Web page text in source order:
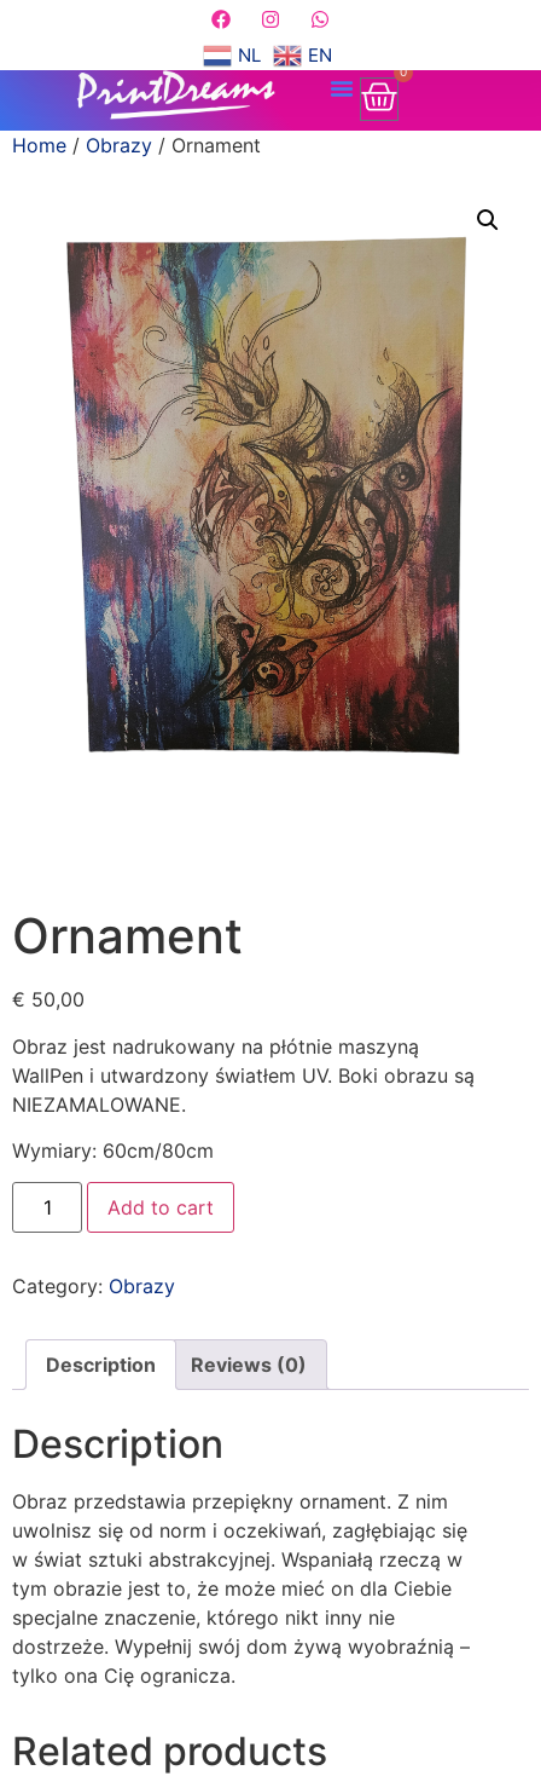
NL EN
0
Home / Obrazy / Ornament
Ornament
€ 50,00
Obraz jest nadrukowany na płótnie maszyną
WallPen i utwardzony światłem UV. Boki obrazu są
NIEZAMALOWANE.
Wymiary: 60cm/80cm
Add to cart
Category: Obrazy
Description Reviews (0)
Description
Obraz przedstawia przepiękny ornament. Z nim
uwolnisz się od norm i oczekiwań, zagłębiając się
w świat sztuki abstrakcyjnej. Wspaniałą rzeczą w
tym obrazie jest to, że może mieć on dla Ciebie
specjalne znaczenie, którego nikt inny nie
dostrzeże. Wypełnij swój dom żywą wyobraźnią –
tylko ona Cię ogranicza.
Related products